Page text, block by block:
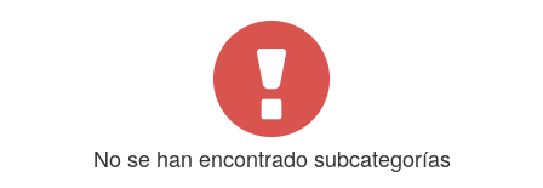
No se han encontrado subcategorías